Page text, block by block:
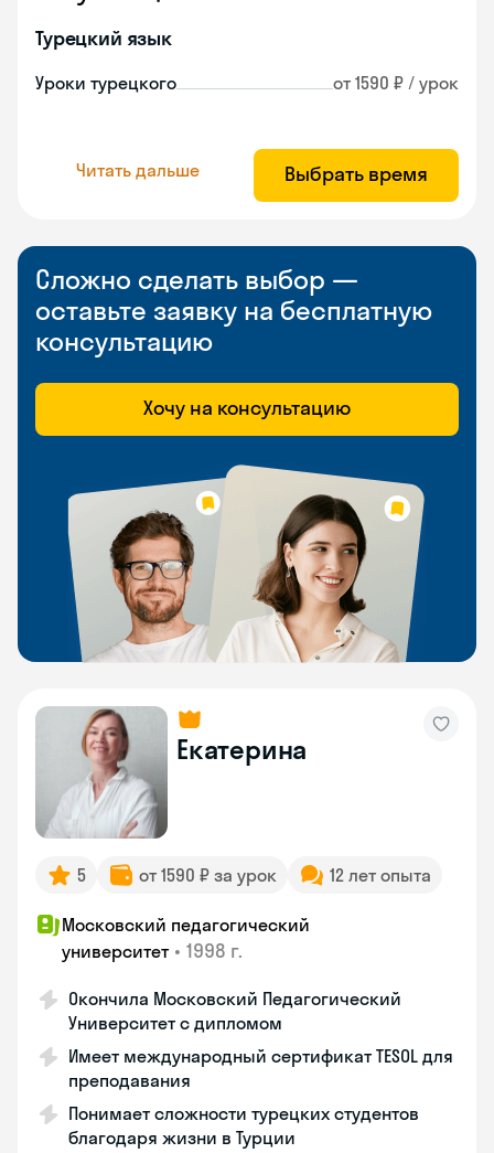
Турецкий язык
Уроки турецкого от 1590 ₽ / урок
Читать дальше Выбрать время
Сложно сделать выбор —
оставьте заявку на бесплатную
консультацию
Хочу на консультацию
Екатерина
5 от 1590 ₽ за урок 12 лет опыта
Московский педагогический
университет • 1998 г.
Окончила Московский Педагогический
Университет с дипломом
Имеет международный сертификат TESOL для
преподавания
Понимает сложности турецких студентов
благодаря жизни в Турции